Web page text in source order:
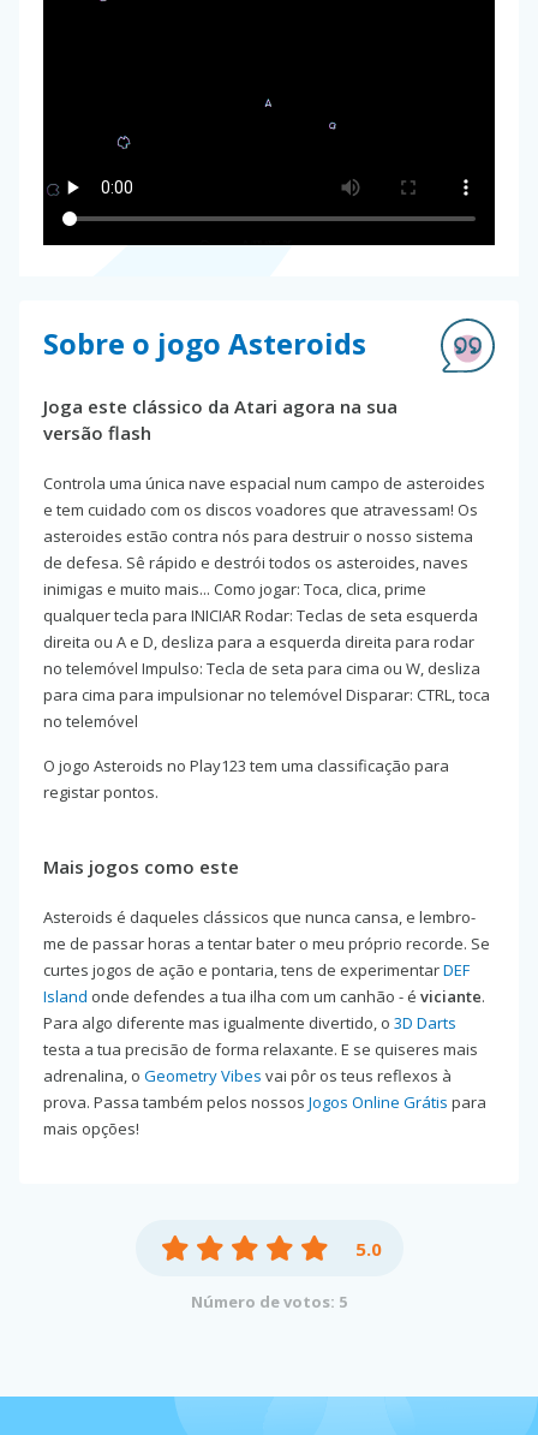
Sobre o jogo Asteroids
Joga este clássico da Atari agora na sua
versão flash
Controla uma única nave espacial num campo de asteroides
e tem cuidado com os discos voadores que atravessam! Os
asteroides estão contra nós para destruir o nosso sistema
de defesa. Sê rápido e destrói todos os asteroides, naves
inimigas e muito mais... Como jogar: Toca, clica, prime
qualquer tecla para INICIAR Rodar: Teclas de seta esquerda
direita ou A e D, desliza para a esquerda direita para rodar
no telemóvel Impulso: Tecla de seta para cima ou W, desliza
para cima para impulsionar no telemóvel Disparar: CTRL, toca
no telemóvel
O jogo Asteroids no Play123 tem uma classificação para
registar pontos.
Mais jogos como este
Asteroids é daqueles clássicos que nunca cansa, e lembro-
me de passar horas a tentar bater o meu próprio recorde. Se
curtes jogos de ação e pontaria, tens de experimentarDEF
Island onde defendes a tua ilha com um canhão - é viciante.
Para algo diferente mas igualmente divertido, o 3D Darts
testa a tua precisão de forma relaxante. E se quiseres mais
adrenalina, o Geometry Vibes vai pôr os teus reflexos à
prova. Passa também pelos nossos Jogos Online Grátis para
mais opções!
5.0
Número de votos: 5